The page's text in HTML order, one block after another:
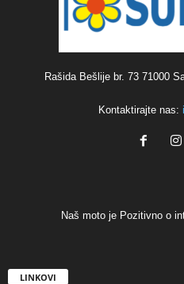
Rašida Bešlije br. 73 71000
Kontaktirajte nas:
Naš moto je Pozitivno o
LINKOVI